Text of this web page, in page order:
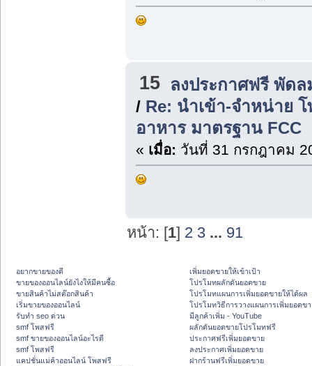
15 ลงประกาศฟรี พัด
/ Re: นำเข้า-จำหน่าย
อาหาร มาตรฐาน FCC
« เมื่อ: วันที่ 31 กรกฎาคม
หน้า: [1] 2 3 ... 91
อยากขายของดี
ขายของออนไลน์ยังไงให้มีคนซื้อ
ขายสินค้าไม่สต๊อกสินค้า
เริ่มขายของออนไลน์
รับทำ seo ด่วน
smf โพสฟรี
smf ขายของออนไลน์อะไรดี
smf โพสฟรี
แคปชั่นแม่ค้าออนไลน์ โพสฟรี
เพิ่มยอดขายให้เข้าเป้า
โปรโมทผลักดันยอดขาย
โปรโมทแผนการเพิ่มยอดขายให้ได้ผล
โปรโมทวิธีการวางแผนการเพิ่มยอดข
มีลูกค้าเพิ่ม - YouTube
ผลักดันยอดขายโปรโมทฟรี
ประกาศฟรีเพิ่มยอดขาย
ลงประกาศเพิ่มยอดขาย
ฝากร้านฟรีเพิ่มยอดขาย